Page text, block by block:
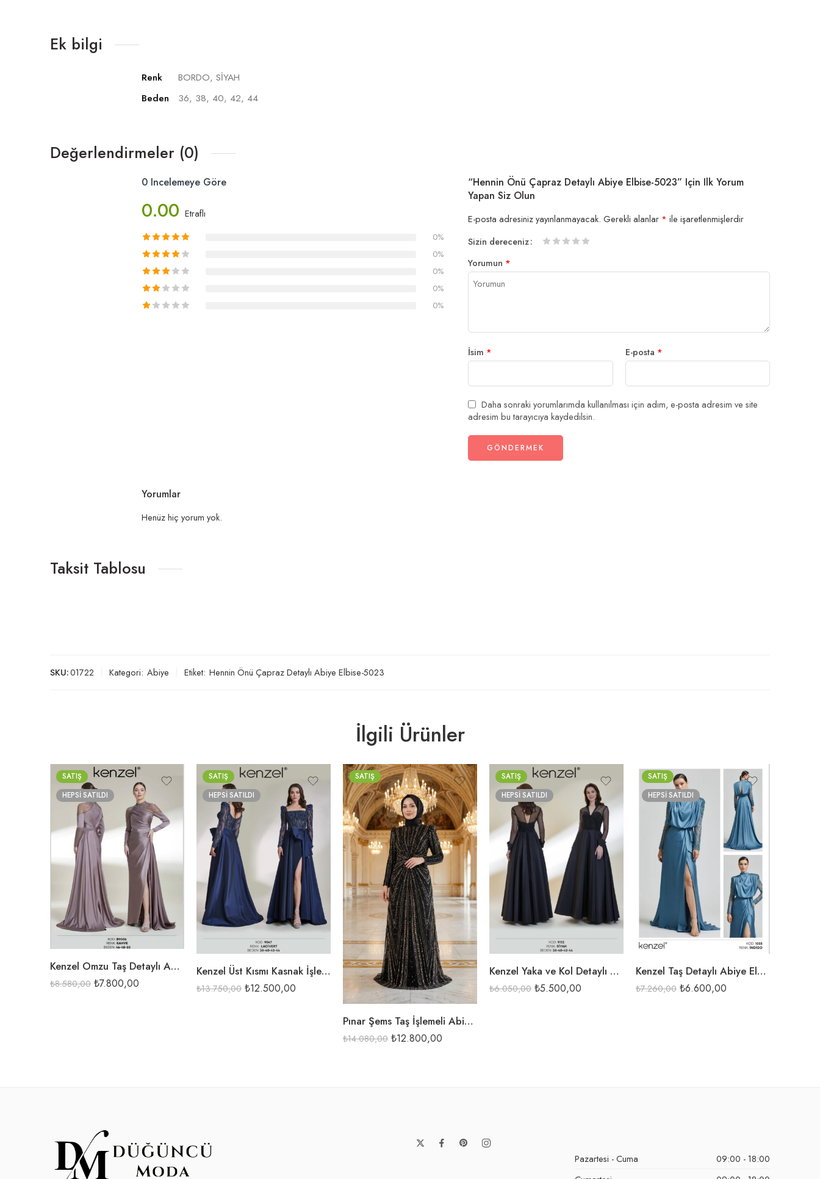
Ek bilgi
Renk
BORDO, SİYAH
Beden
36, 38, 40, 42, 44
Değerlendirmeler (0)
0 Incelemeye Göre
0.00 Etraflı
0%
0%
0%
0%
0%
“Hennin Önü Çapraz Detaylı Abiye Elbise-5023” Için Ilk Yorum
Yapan Siz Olun
E-posta adresiniz yayınlanmayacak. Gerekli alanlar * ile işaretlenmişlerdir
Sizin dereceniz
Yorumun *
İsim * E-posta *
Daha sonraki yorumlarımda kullanılması için adım, e-posta adresim ve site
adresim bu tarayıcıya kaydedilsin.
Yorumlar
Henüz hiç yorum yok.
Taksit Tablosu
SKU:01722 Kategori: Abiye Etiket: Hennin Önü Çapraz Detaylı Abiye Elbise-5023
İlgili Ürünler
SATIŞ
HEPSI SATILDI
Kenzel Omzu Taş Detaylı Abiye Elbise-9006
₺8.580,00 ₺7.800,00
İNDİGO
KAHVE
SİYAH
VİŞNE
SATIŞ
HEPSI SATILDI
Kenzel Üst Kısmı Kasnak İşlemeli Abiye Elbise-9047
₺13.750,00 ₺12.500,00
LACİ
SATIŞ
Pınar Şems Taş İşlemeli Abiye Elbise Elara
₺14.080,00 ₺12.800,00
SİYAH
SATIŞ
HEPSI SATILDI
Kenzel Yaka ve Kol Detaylı Abiye Elbise-9152
₺6.050,00 ₺5.500,00
SATIŞ
HEPSI SATILDI
Kenzel Taş Detaylı Abiye Elbise-1055
₺7.260,00 ₺6.600,00
İNDİGO
Pazartesi - Cuma
09:00 - 18:00